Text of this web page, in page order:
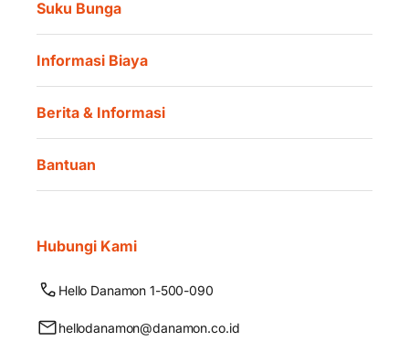
Suku Bunga
Informasi Biaya
Berita & Informasi
Bantuan
Hubungi Kami
Hello Danamon 1-500-090
hellodanamon@danamon.co.id